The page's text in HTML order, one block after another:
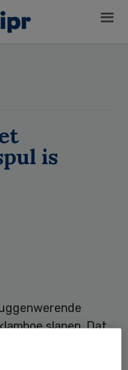
is
slapen. Dat
Spelen in Brazilië